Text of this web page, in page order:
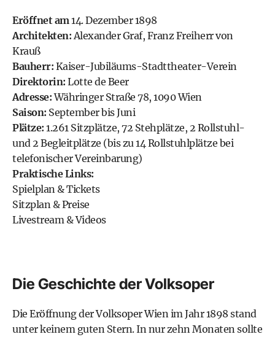
Eröffnet am 14. Dezember 1898
Architekten: Alexander Graf, Franz Freiherr von
Krauß
Bauherr: Kaiser-Jubiläums-Stadttheater-Verein
Direktorin: Lotte de Beer
Adresse:Währinger Straße 78, 1090 Wien
Saison: September bis Juni
Plätze: 1.261 Sitzplätze, 72 Stehplätze, 2 Rollstuhl-
und 2 Begleitplätze (bis zu 14 Rollstuhlplätze bei
telefonischer Vereinbarung)
Praktische Links:
Spielplan & Tickets
Sitzplan & Preise
Livestream & Videos
Die Geschichte der Volksoper
Die Eröffnung der Volksoper Wien im Jahr 1898 stand
unter keinem guten Stern. In nur zehn Monaten sollte